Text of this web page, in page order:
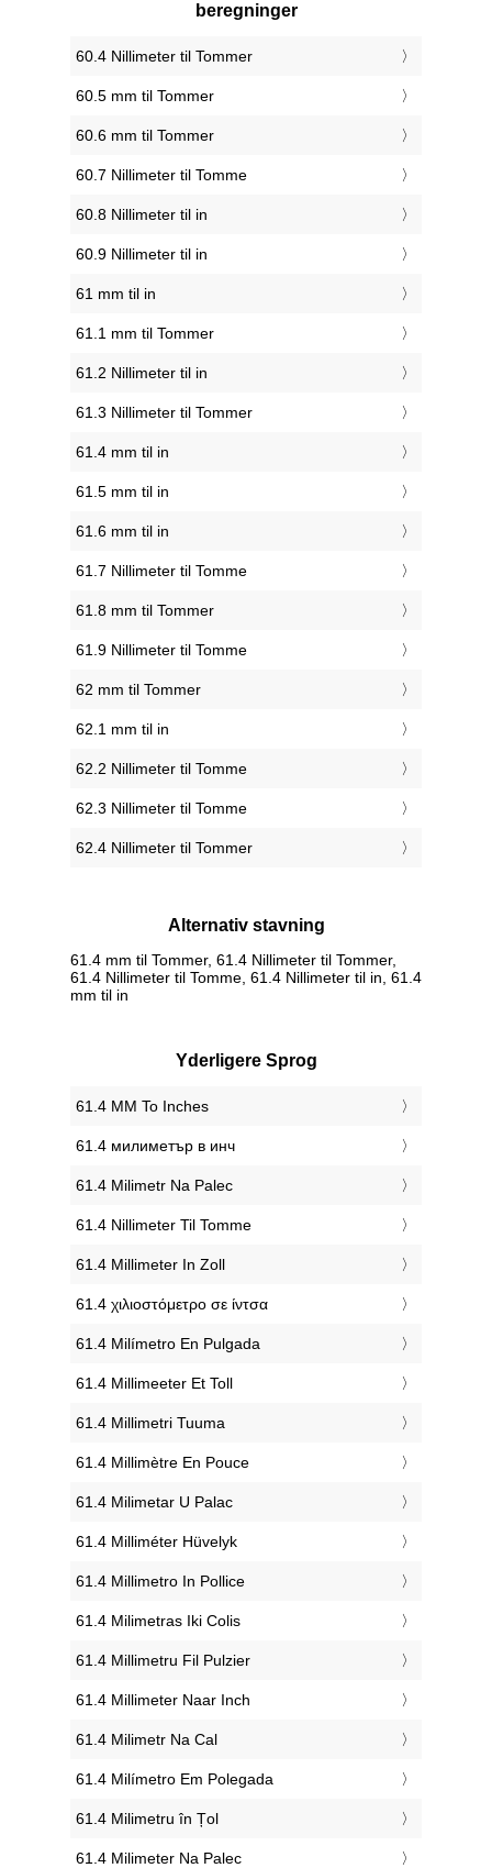
beregninger
60.4 Nillimeter til Tommer
60.5 mm til Tommer
60.6 mm til Tommer
60.7 Nillimeter til Tomme
60.8 Nillimeter til in
60.9 Nillimeter til in
61 mm til in
61.1 mm til Tommer
61.2 Nillimeter til in
61.3 Nillimeter til Tommer
61.4 mm til in
61.5 mm til in
61.6 mm til in
61.7 Nillimeter til Tomme
61.8 mm til Tommer
61.9 Nillimeter til Tomme
62 mm til Tommer
62.1 mm til in
62.2 Nillimeter til Tomme
62.3 Nillimeter til Tomme
62.4 Nillimeter til Tommer
Alternativ stavning
61.4 mm til Tommer, 61.4 Nillimeter til Tommer,
61.4 Nillimeter til Tomme, 61.4 Nillimeter til in, 61.4
mm til in
Yderligere Sprog
‎61.4 MM To Inches
‎61.4 милиметър в инч
‎61.4 Milimetr Na Palec
‎61.4 Nillimeter Til Tomme
‎61.4 Millimeter In Zoll
‎61.4 χιλιοστόμετρο σε ίντσα
‎61.4 Milímetro En Pulgada
‎61.4 Millimeeter Et Toll
‎61.4 Millimetri Tuuma
‎61.4 Millimètre En Pouce
‎61.4 Milimetar U Palac
‎61.4 Milliméter Hüvelyk
‎61.4 Millimetro In Pollice
‎61.4 Milimetras Iki Colis
‎61.4 Millimetru Fil Pulzier
‎61.4 Millimeter Naar Inch
‎61.4 Milimetr Na Cal
‎61.4 Milímetro Em Polegada
‎61.4 Milimetru în Țol
‎61.4 Milimeter Na Palec